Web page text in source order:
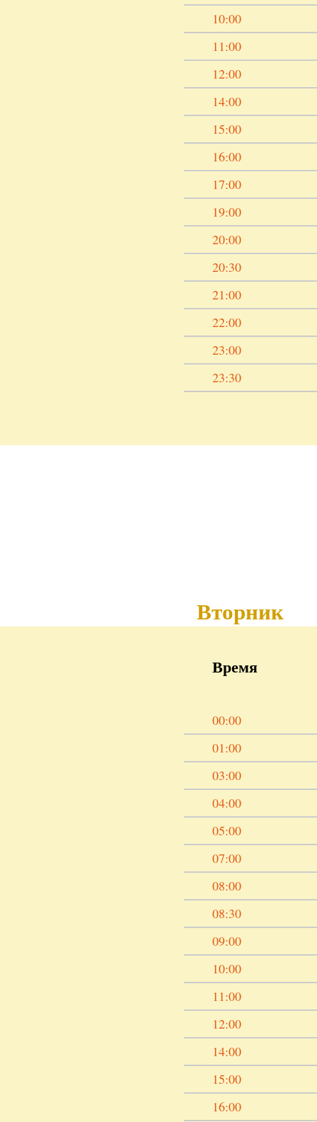
10:00
11:00
12:00
14:00
15:00
16:00
17:00
19:00
20:00
20:30
21:00
22:00
23:00
23:30
Вторник
Время
00:00
01:00
03:00
04:00
05:00
07:00
08:00
08:30
09:00
10:00
11:00
12:00
14:00
15:00
16:00